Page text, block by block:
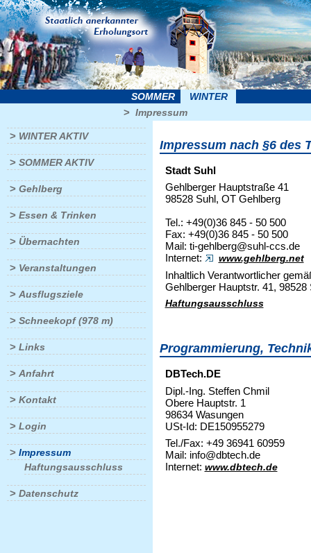
SOMMER WINTER
> Impressum
> WINTER AKTIV
> SOMMER AKTIV
> Gehlberg
> Essen & Trinken
> Übernachten
> Veranstaltungen
> Ausflugsziele
> Schneekopf (978 m)
> Links
> Anfahrt
> Kontakt
> Login
> Impressum
Haftungsausschluss
> Datenschutz
Impressum nach §6 des
Stadt Suhl
Gehlberger Hauptstraße 41
98528 Suhl, OT Gehlberg
Tel.: +49(0)36 845 - 50 500
Fax: +49(0)36 845 - 50 500
Mail: ti-gehlberg@suhl-ccs.de
Internet:
www.gehlberg.net
Inhaltlich Verantwortlicher
Gehlberger Hauptstr. 41, 98528
Haftungsausschluss
Programmierung,
DBTech.DE
Dipl.-Ing. Steffen Chmil
Obere Hauptstr. 1
98634 Wasungen
USt-Id: DE150955279
Tel./Fax: +49 36941 60959
Mail: info@dbtech.de
Internet: www.dbtech.de